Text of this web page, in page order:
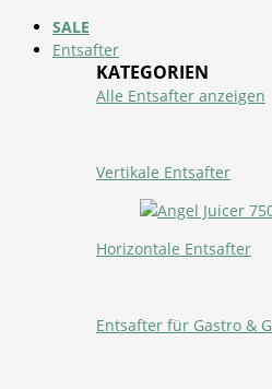
SALE
Entsafter
KATEGORIEN
Alle Entsafter anzeigen
Vertikale Entsafter
Horizontale Entsafter
Entsafter für Gastro &